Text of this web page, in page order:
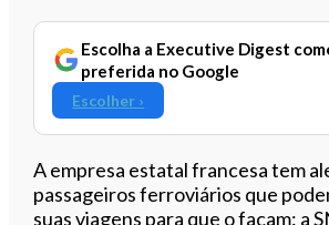
Escolha a Executive Digest
preferida no Google
Escolher ›
A empresa estatal francesa tem
passageiros ferroviários que
suas viagens para que o façam: a